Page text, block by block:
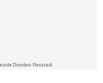
Dresden-Neustadt